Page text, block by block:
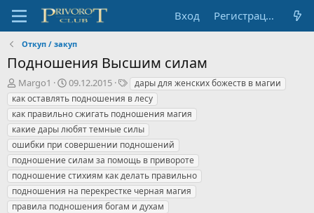
Вход Регистрация
Откуп / закуп
Подношения Высшим силам
А
в
т
о
р
т
е
м
ы
Margo1
Д
а
т
а
н
а
ч
а
л
а
09.12.2015
Т
е
г
и
дары для женских божеств в магии
как оставлять подношения в лесу
как правильно сжигать подношения магия
какие дары любят темные силы
ошибки при совершении подношений
подношение силам за помощь в привороте
подношение стихиям как делать правильно
подношения на перекрестке черная магия
правила подношения богам и духам